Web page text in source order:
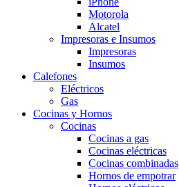
Motorola
Alcatel
Impresoras e Insumos
Impresoras
Insumos
Calefones
Eléctricos
Gas
Cocinas y Hornos
Cocinas
Cocinas a gas
Cocinas eléctricas
Cocinas combinadas
Hornos de empotrar